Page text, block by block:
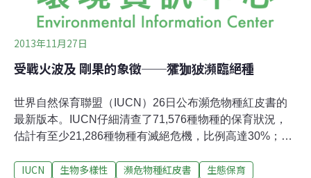
2013年11月27日
受戰火波及 剛果的象徵──㺢㹢狓瀕臨絕種
世界自然保育聯盟（IUCN）26日公布瀕危物種紅皮書的
最新版本。IUCN仔細清查了71,576種物種的保育狀況，
估計有至少21,286種物種有滅絕危機，比例高達30%；其
johnstoni）的保護級別往上連跳兩級，從近危變成瀕危
IUCN 生物多樣性 瀕危物種紅皮書 生態保育